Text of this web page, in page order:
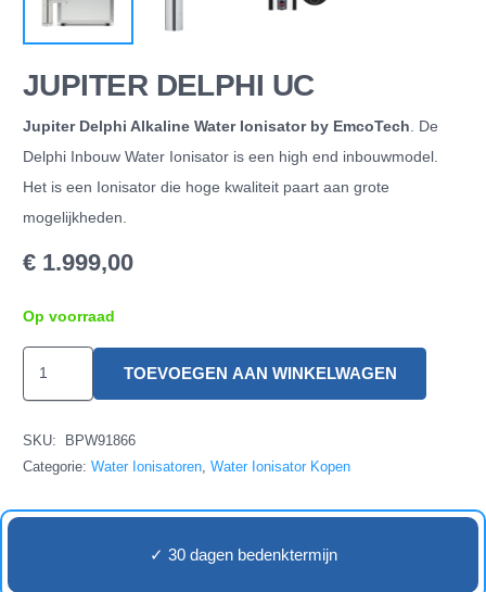
JUPITER DELPHI UC
Jupiter Delphi Alkaline Water Ionisator by EmcoTech . De
Delphi Inbouw Water Ionisator is een high end inbouwmodel.
Het is een Ionisator die hoge kwaliteit paart aan grote
mogelijkheden.
€ 1.999,00
Op voorraad
TOEVOEGEN AAN WINKELWAGEN
SKU:
BPW91866
Categorie: Water Ionisatoren Water Ionisator Kopen
✓ 30 dagen bedenktermijn